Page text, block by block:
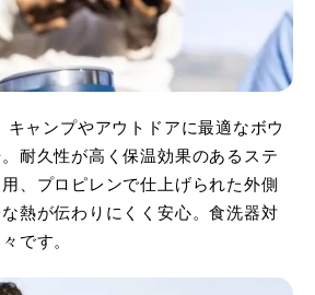
ャンプやアウトドアに最適なボウ
耐久性が高く保温効果のあるステ
、プロピレンで仕上げられた外側
熱が伝わりにくく安心。食洗器対
です。